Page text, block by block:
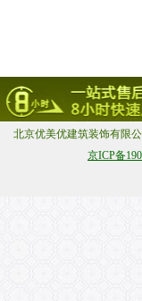
北京优美优建筑装饰有限
京ICP备